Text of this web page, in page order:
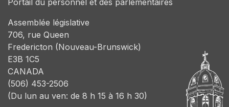
Portail du personnel et des parlementaires
Assemblée législative
706, rue Queen
Fredericton (Nouveau-Brunswick)
E3B 1C5
CANADA
(506) 453-2506
(Du lun au ven: de 8 h 15 à 16 h 30)